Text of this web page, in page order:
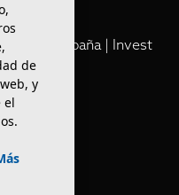
en España | Invest
de
y
el